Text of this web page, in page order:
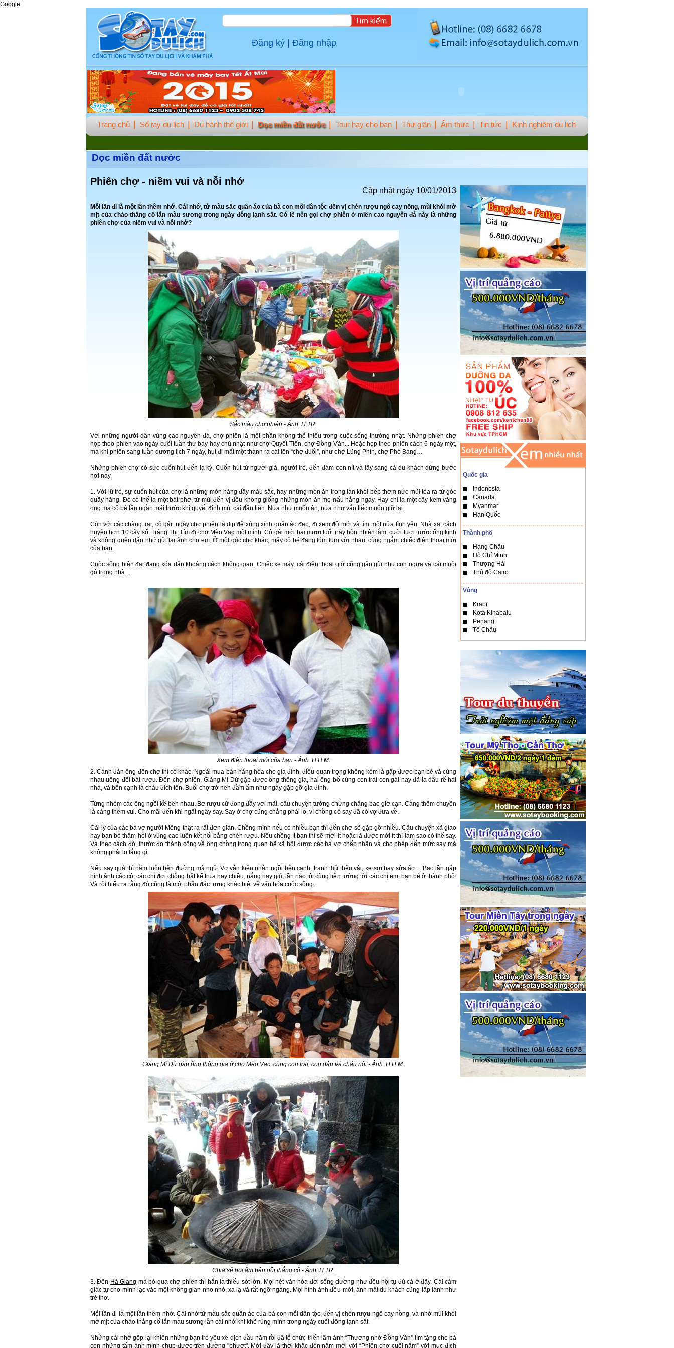
Google+
Đăng ký Đăng nhập
Trang chủ Sổ tay du lịch Du hành thế giới Dọc miền đất nước Tour hay cho bạn Thư giãn Ẩm thực Tin tức Kinh nghiệm du lịch
Dọc miền đất nước
Phiên chợ - niềm vui và nỗi nhớ
Cập nhật ngày 10/01/2013
Mỗi lần đi là một lần thêm nhớ. Cái nhớ, từ màu sắc quần áo của bà con mỗi dân tộc đến vị chén rượu ngô cay nồng, mùi khói mờ
mịt của chảo thắng cố lẫn màu sương trong ngày đông lạnh sắt. Có lẽ nên gọi chợ phiên ở miền cao nguyên đá này là những
phiên chợ của niềm vui và nỗi nhớ?
Sắc màu chợ phiên - Ảnh: H.TR.
Với những người dân vùng cao nguyên đá, chợ phiên là một phần không thể thiếu trong cuộc sống thường nhật. Những phiên chợ
họp theo phiên vào ngày cuối tuần thứ bảy hay chủ nhật như chợ Quyết Tiến, chợ Đồng Văn... Hoặc họp theo phiên cách 6 ngày một,
mà khi phiên sang tuần dương lịch 7 ngày, hụt đi mất một thành ra cái tên “chợ đuổi”, như chợ Lũng Phìn, chợ Phó Bảng…
Những phiên chợ có sức cuốn hút đến lạ kỳ. Cuốn hút từ người già, người trẻ, đến đám con nít và lây sang cả du khách dừng bước
nơi này.
1. Với lũ trẻ, sự cuốn hút của chợ là những món hàng đầy màu sắc, hay những món ăn trong làn khói bếp thơm nức mũi tỏa ra từ góc
quầy hàng. Đó có thể là một bát phở, từ mùi đến vị đều không giống những món ăn mẹ nấu hằng ngày. Hay chỉ là một cây kem vàng
óng mà cô bé tần ngần mãi trước khi quyết định mút cái đầu tiên. Nửa như muốn ăn, nửa như vẫn tiếc muốn giữ lại.
Còn với các chàng trai, cô gái, ngày chợ phiên là dịp để xúng xính quần áo đẹp, đi xem đồ mới và tìm một nửa tình yêu. Nhà xa, cách
huyện hơn 10 cây số, Tráng Thị Tím đi chợ Mèo Vạc một mình. Cô gái mới hai mươi tuổi này hồn nhiên lắm, cười tươi trước ống kính
và không quên dặn nhớ gửi lại ảnh cho em. Ở một góc chợ khác, mấy cô bé đang túm tụm với nhau, cùng ngắm chiếc điện thoại mới
của bạn.
Cuộc sống hiện đại đang xóa dần khoảng cách không gian. Chiếc xe máy, cái điện thoại giờ cũng gần gũi như con ngựa và cái muôi
gỗ trong nhà…
Xem điện thoại mới của bạn - Ảnh: H.H.M.
2. Cánh đàn ông đến chợ thì có khác. Ngoài mua bán hàng hóa cho gia đình, điều quan trọng không kém là gặp được bạn bè và cùng
nhau uống đôi bát rượu. Đến chợ phiên, Giàng Mí Dứ gặp được ông thông gia, hai ông bố cùng con trai con gái nay đã là dâu rể hai
nhà, và bên cạnh là cháu đích tôn. Buổi chợ trở nên đầm ấm như ngày gặp gỡ gia đình.
Từng nhóm các ông ngồi kề bên nhau. Bơ rượu cứ đong đầy vơi mãi, câu chuyện tưởng chừng chẳng bao giờ cạn. Càng thêm chuyện
là càng thêm vui. Cho mãi đến khi ngất ngây say. Say ở chợ cũng chẳng phải lo, vì chồng có say đã có vợ đưa về.
Cái lý của các bà vợ người Mông thật ra rất đơn giản. Chồng mình nếu có nhiều bạn thì đến chợ sẽ gặp gỡ nhiều. Câu chuyện xã giao
hay bạn bè thăm hỏi ở vùng cao luôn kết nối bằng chén rượu. Nếu chồng ít bạn thì sẽ mời ít hoặc là được mời ít thì làm sao có thể say.
Và theo cách đó, thước đo thành công về ông chồng trong quan hệ xã hội được các bà vợ chấp nhận và cho phép đến mức say mà
không phải lo lắng gì.
Nếu say quá thì nằm luôn bên đường mà ngủ. Vợ vẫn kiên nhẫn ngồi bên cạnh, tranh thủ thêu vải, xe sợi hay sửa áo… Bao lần gặp
hình ảnh các cô, các chị đợi chồng bất kể trưa hay chiều, nắng hay gió, lần nào tôi cũng liên tưởng tới các chị em, bạn bè ở thành phố.
Và rồi hiểu ra rằng đó cũng là một phần đặc trưng khác biệt về văn hóa cuộc sống.
Giàng Mí Dứ gặp ông thông gia ở chợ Mèo Vạc, cùng con trai, con dâu và cháu nội - Ảnh: H.H.M.
Chia sẻ hơi ấm bên nồi thắng cố - Ảnh: H.TR.
3. Đến Hà Giang mà bỏ qua chợ phiên thì hẳn là thiếu sót lớn. Mọi nét văn hóa đời sống dường như đều hội tụ đủ cả ở đây. Cái cảm
giác tự cho mình lạc vào một không gian nho nhỏ, xa lạ và rất ngỡ ngàng. Mọi hình ảnh đều mới, ánh mắt du khách cũng lấp lánh như
trẻ thơ.
Mỗi lần đi là một lần thêm nhớ. Cái nhớ từ màu sắc quần áo của bà con mỗi dân tộc, đến vị chén rượu ngô cay nồng, và nhớ mùi khói
mờ mịt của chảo thắng cố lẫn màu sương lẫn cái nhớ khi khẽ rùng mình trong ngày cuối đông lạnh sắt.
Những cái nhớ gộp lại khiến những bạn trẻ yêu xê dịch đầu năm rồi đã tổ chức triển lãm ảnh “Thương nhớ Đồng Văn” tìm tặng cho bà
con những tấm ảnh mình chụp được trên đường "phượt". Mới đây là thời khắc đón năm mới với “Phiên chợ cuối năm” với mục đích
Quốc gia
Indonesia
Canada
Myanmar
Hàn Quốc
Thành phố
Hàng Châu
Hồ Chí Minh
Thượng Hải
Thủ đô Cairo
Vùng
Krabi
Kota Kinabalu
Penang
Tô Châu